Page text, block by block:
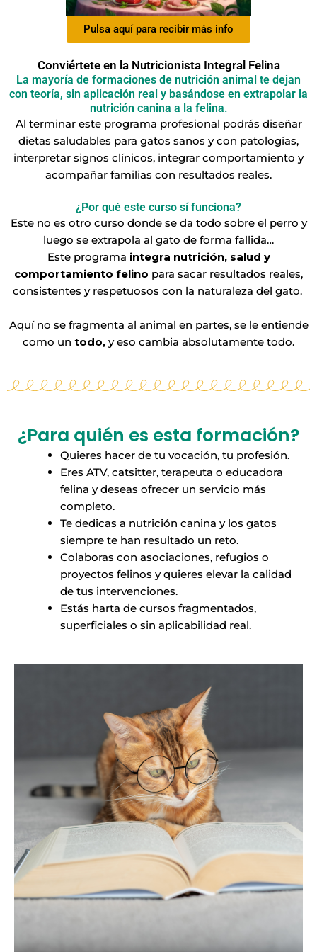
Pulsa aquí para recibir más info
Conviértete en la Nutricionista Integral Felina
La mayoría de formaciones de nutrición animal te dejan
con teoría, sin aplicación real y basándose en extrapolar la
nutrición canina a la felina.
Al terminar este programa profesional podrás diseñar
dietas saludables para gatos sanos y con patologías,
interpretar signos clínicos, integrar comportamiento y
acompañar familias con resultados reales.
¿Por qué este curso sí funciona?
Este no es otro curso donde se da todo sobre el perro y
luego se extrapola al gato de forma fallida…
Este programa integra nutrición, salud y
comportamiento felino para sacar resultados reales,
consistentes y respetuosos con la naturaleza del gato.
Aquí no se fragmenta al animal en partes, se le entiende
como un todo, y eso cambia absolutamente todo.
¿Para quién es esta formación?
Quieres hacer de tu vocación, tu profesión.
Eres ATV, catsitter, terapeuta o educadora
felina y deseas ofrecer un servicio más
completo.
Te dedicas a nutrición canina y los gatos
siempre te han resultado un reto.
Colaboras con asociaciones, refugios o
proyectos felinos y quieres elevar la calidad
de tus intervenciones.
Estás harta de cursos fragmentados,
superficiales o sin aplicabilidad real.